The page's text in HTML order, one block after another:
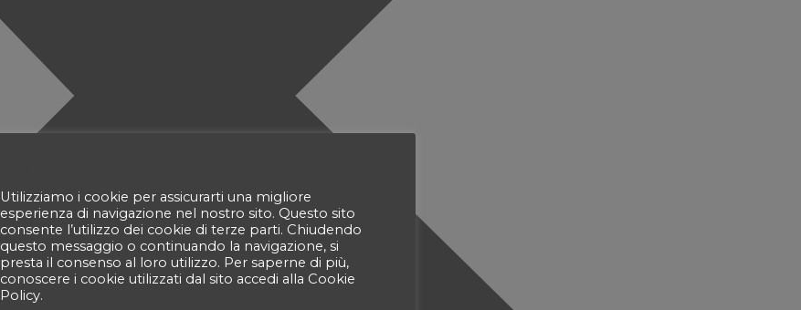
Utilizziamo i cookie per assicurarti una migliore
esperienza di navigazione nel nostro sito. Questo sito
consente l’utilizzo dei cookie di terze parti. Chiudendo
questo messaggio o continuando la navigazione, si
presta il consenso al loro utilizzo. Per saperne di più,
conoscere i cookie utilizzati dal sito accedi alla Cookie
Policy.